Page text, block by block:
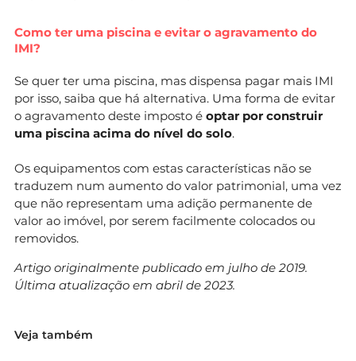
Como ter uma piscina e evitar o agravamento do
IMI?
Se quer ter uma piscina, mas dispensa pagar mais IMI
por isso, saiba que há alternativa. Uma forma de evitar
o agravamento deste imposto é optar por construir
uma piscina acima do nível do solo.
Os equipamentos com estas características não se
traduzem num aumento do valor patrimonial, uma vez
que não representam uma adição permanente de
valor ao imóvel, por serem facilmente colocados ou
removidos.
Artigo originalmente publicado em julho de 2019.
Última atualização em abril de 2023.
Veja também